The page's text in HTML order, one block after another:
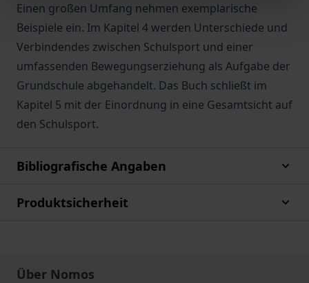
Einen großen Umfang nehmen exemplarische
Beispiele ein. Im Kapitel 4 werden Unterschiede und
Verbindendes zwischen Schulsport und einer
umfassenden Bewegungserziehung als Aufgabe der
Grundschule abgehandelt. Das Buch schließt im
Kapitel 5 mit der Einordnung in eine Gesamtsicht auf
den Schulsport.
Bibliografische Angaben
Produktsicherheit
Über Nomos